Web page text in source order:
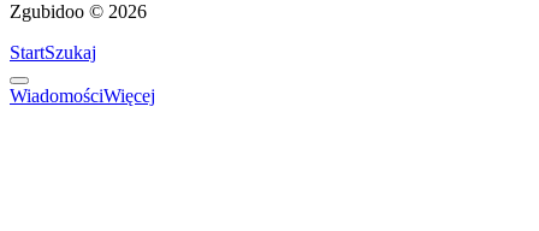
Zgubidoo © 2026
StartSzukaj
WiadomościWięcej